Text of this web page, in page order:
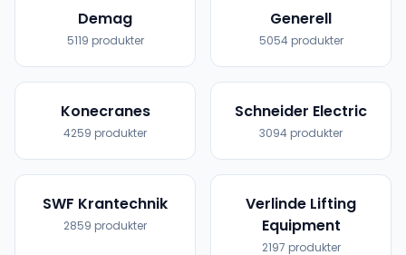
Demag
5119 produkter
Generell
5054produkter
Konecranes
4259 produkter
Schneider Electric
3094 produkter
SWF Krantechnik
2859 produkter
Verlinde Lifting
Equipment
2197 produkter